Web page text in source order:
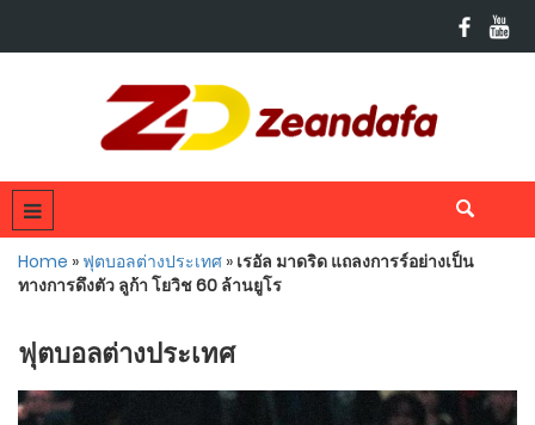
Home » ฟุตบอลต่างประเทศ » เรอัล มาดริด แถลงการร์อย่างเป็น
ทางการดึงตัว ลูก้า โยวิช 60 ล้านยูโร
ฟุตบอลต่างประเทศ